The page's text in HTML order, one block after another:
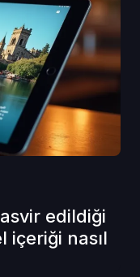
edildiği
içeriği nasıl